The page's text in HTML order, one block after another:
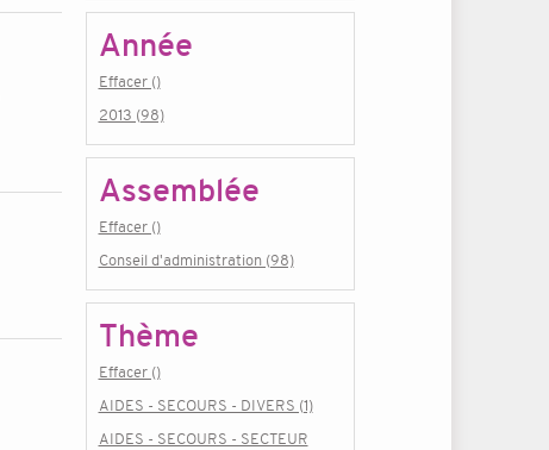
Année
Effacer ()
2013 (98)
Assemblée
Effacer ()
Conseil d'administration (98)
Thème
Effacer ()
AIDES - SECOURS - DIVERS (1)
AIDES - SECOURS - SECTEUR